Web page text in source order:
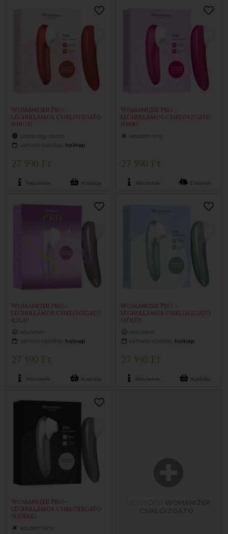
Womanizer Pro -
léghullámos csiklóizgató
(piros)
utolsó egy darab
várható szállítás: holnap
27 590 Ft
Részletek Kosárba
Womanizer Pro -
léghullámos csiklóizgató
(pink)
készlethiány
27 590 Ft
Részletek Értesítés
Womanizer Pro -
léghullámos csiklóizgató
(lila)
készleten
várható szállítás: holnap
27 590 Ft
Részletek Kosárba
Womanizer Pro -
léghullámos csiklóizgató
(zöld)
készleten
várható szállítás: holnap
27 590 Ft
Részletek Kosárba
Womanizer Pro -
léghullámos csiklóizgató
(szürke)
készlethiány